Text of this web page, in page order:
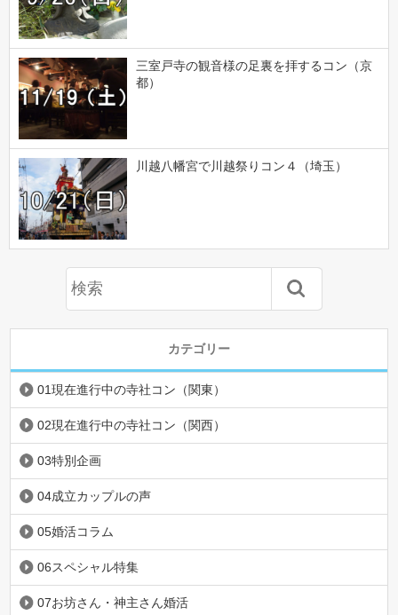
三室戸寺の観音様の足裏を拝するコン（京
都）
川越八幡宮で川越祭りコン４（埼玉）
カテゴリー
01現在進行中の寺社コン（関東）
02現在進行中の寺社コン（関西）
03特別企画
04成立カップルの声
05婚活コラム
06スペシャル特集
07お坊さん・神主さん婚活